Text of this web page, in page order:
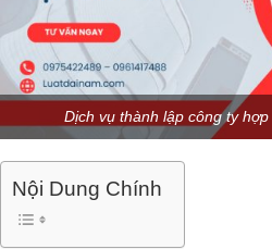
Dịch vụ thành lập công ty
Nội Dung Chính